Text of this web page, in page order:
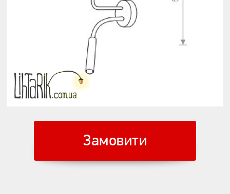
Замовити